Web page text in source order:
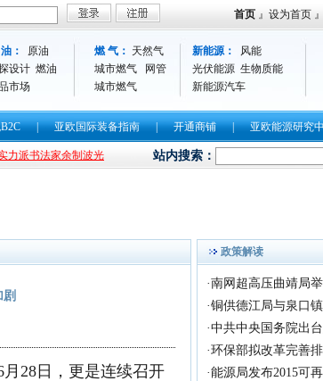
首页 』 设为首页 』
：
原油
设计 燃油
市场
燃 气： 天然气
城市燃气
网管
城市燃气
新能源：
风能
光伏能源 生物质能
新能源汽车
| 亚欧国际装备指南 | 开通商铺 | 亚欧能源研究
书法家余制波光临亚欧能源网指导工作 并现场题词勉励职工
站内搜索：
28日，更是连续召开
政策解读
·南网超高压曲靖局举
·铜供德江局与泉口
·中共中央国务院出
·环保部拟改革完善
·能源局发布2015可